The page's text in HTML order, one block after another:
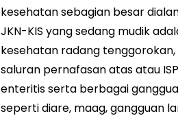
kesehatan sebagian besar
JKN-KIS yang sedang mudik
kesehatan radang
saluran pernafasan atas atau
enteritis serta berbagai
seperti diare, maag, gangguan